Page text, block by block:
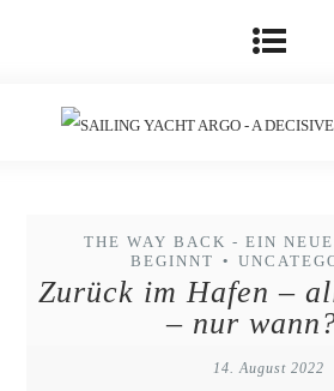
THE WAY BACK - EIN
BEGINNT
•
Zurück im Hafen –
– nur
14. August 2022